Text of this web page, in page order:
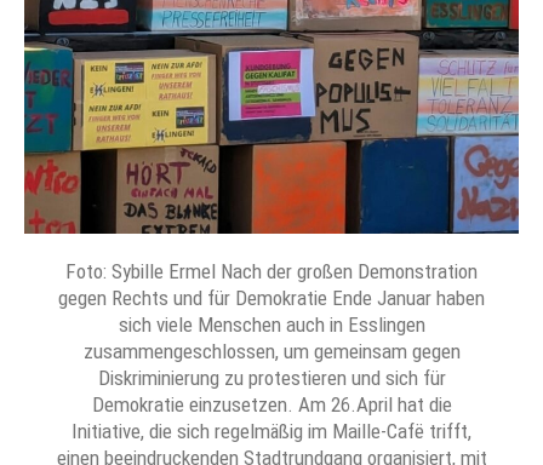
Foto: Sybille Ermel Nach der großen Demonstration
gegen Rechts und für Demokratie Ende Januar haben
sich viele Menschen auch in Esslingen
zusammengeschlossen, um gemeinsam gegen
Diskriminierung zu protestieren und sich für
Demokratie einzusetzen. Am 26.April hat die
Initiative, die sich regelmäßig im Maille-Cafë trifft,
einen beeindruckenden Stadtrundgang organisiert, mit